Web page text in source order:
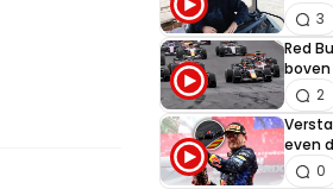
3
Red
2
even
0